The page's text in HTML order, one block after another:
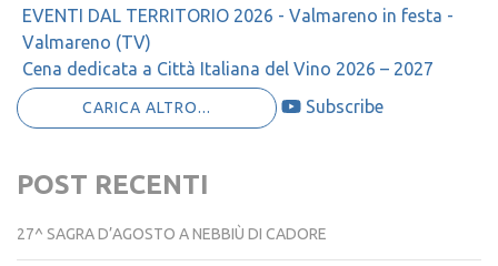
EVENTI DAL TERRITORIO 2026 - Valmareno in festa -
Valmareno (TV)
Cena dedicata a Città Italiana del Vino 2026 – 2027
CARICA ALTRO... Subscribe
POST RECENTI
27^ SAGRA D’AGOSTO A NEBBIÙ DI CADORE